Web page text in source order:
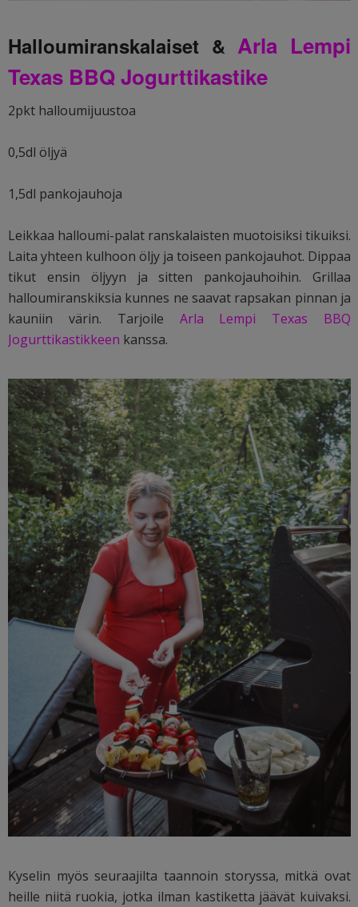
Halloumiranskalaiset & Arla Lempi
Texas BBQ Jogurttikastike
2pkt halloumijuustoa
0,5dl öljyä
1,5dl pankojauhoja
Leikkaa halloumi-palat ranskalaisten muotoisiksi tikuiksi.
Laita yhteen kulhoon öljy ja toiseen pankojauhot. Dippaa
tikut ensin öljyyn ja sitten pankojauhoihin. Grillaa
halloumiranskiksia kunnes ne saavat rapsakan pinnan ja
kauniin värin. Tarjoile Arla Lempi Texas BBQ
Jogurttikastikkeen kanssa.
Kyselin myös seuraajilta taannoin storyssa, mitkä ovat
heille niitä ruokia, jotka ilman kastiketta jäävät kuivaksi.